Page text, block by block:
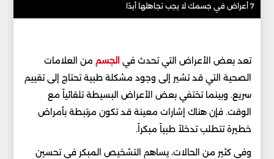
7 أعراض في جسمك لا يجب تجاهلها أبدًا
تعد بعض الأعراض التي تحدث في الجسم من العلامات
الصحية التي قد تشير إلى وجود مشكلة طبية تحتاج إلى تقييم
سريع. وبينما تختفي بعض الأعراض البسيطة تلقائياً مع
الوقت. فإن هناك إشارات معينة قد تكون مرتبطة بأمراض
خطيرة تتطلب تدخلاً طبياً مبكراً.
وفي كثير من الحالات، يساهم التشخيص المبكر في تحسين